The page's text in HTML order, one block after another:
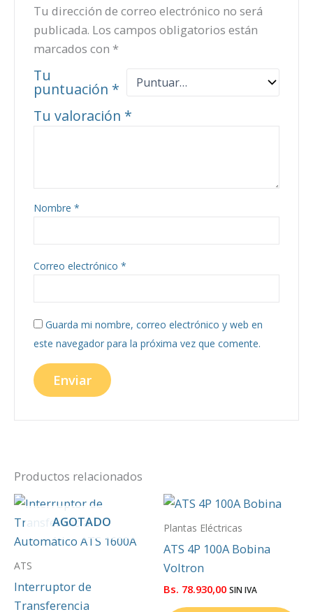
Tu dirección de correo electrónico no será
publicada. Los campos obligatorios están
marcados con *
Tu
puntuación *
Tu valoración *
Nombre*
Correo electrónico*
Guarda mi nombre, correo electrónico y web en
este navegador para la próxima vez que comente.
Productos relacionados
AGOTADO
ATS
Interruptor de
Transferencia
Plantas Eléctricas
ATS 4P 100A Bobina
Voltron
Bs. 78.930,00 SIN IVA